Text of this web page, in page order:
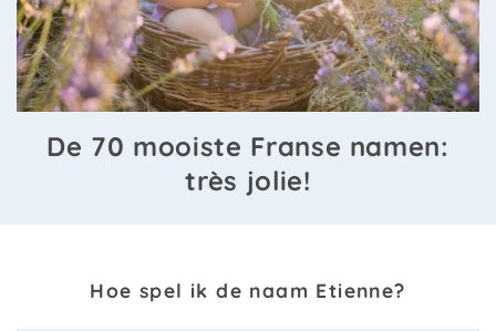
De 70 mooiste Franse namen:
très jolie!
Hoe spel ik de naam Etienne?